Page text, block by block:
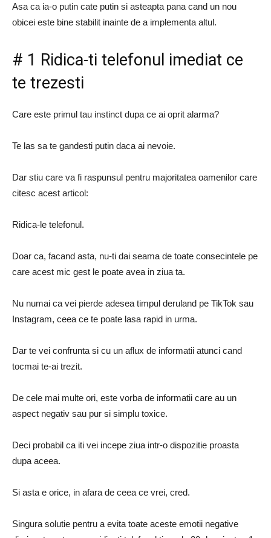
Asa ca ia-o putin cate putin si asteapta pana cand un nou
obicei este bine stabilit inainte de a implementa altul.
# 1 Ridica-ti telefonul imediat ce
te trezesti
Care este primul tau instinct dupa ce ai oprit alarma?
Te las sa te gandesti putin daca ai nevoie.
Dar stiu care va fi raspunsul pentru majoritatea oamenilor care
citesc acest articol:
Ridica-le telefonul.
Doar ca, facand asta, nu-ti dai seama de toate consecintele pe
care acest mic gest le poate avea in ziua ta.
Nu numai ca vei pierde adesea timpul deruland pe TikTok sau
Instagram, ceea ce te poate lasa rapid in urma.
Dar te vei confrunta si cu un aflux de informatii atunci cand
tocmai te-ai trezit.
De cele mai multe ori, este vorba de informatii care au un
aspect negativ sau pur si simplu toxice.
Deci probabil ca iti vei incepe ziua intr-o dispozitie proasta
dupa aceea.
Si asta e orice, in afara de ceea ce vrei, cred.
Singura solutie pentru a evita toate aceste emotii negative